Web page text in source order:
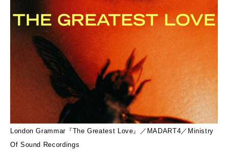
London Grammar『The Greatest Love』／MADART4／Ministry
Of Sound Recordings